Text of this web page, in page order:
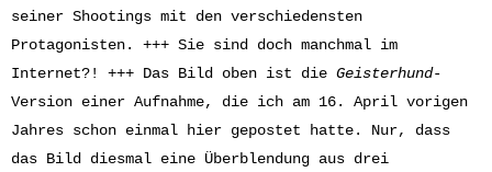
seiner Shootings mit den verschiedensten
Protagonisten. +++ Sie sind doch manchmal im
Internet?! +++ Das Bild oben ist die Geisterhund-
Version einer Aufnahme, die ich am 16. April vorigen
Jahres schon einmal hier gepostet hatte. Nur, dass
das Bild diesmal eine Überblendung aus drei